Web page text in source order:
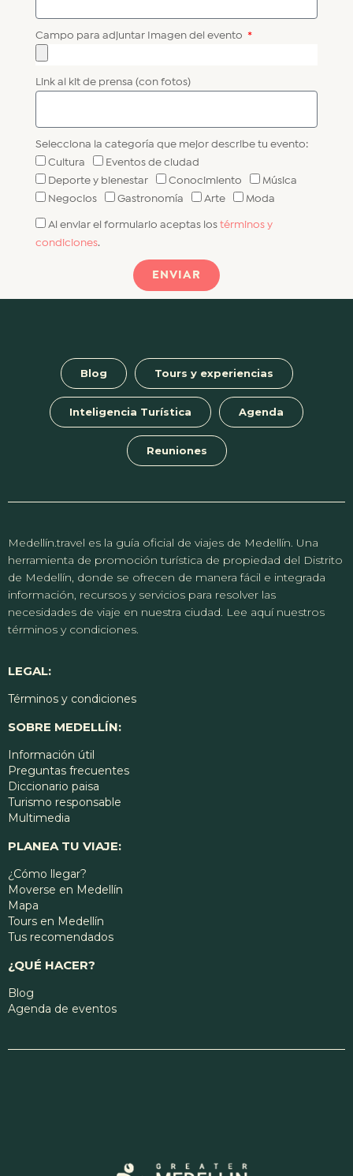
Campo para adjuntar Imagen del evento
Link al kit de prensa (con fotos)
Selecciona la categoría que mejor describe tu evento:
Cultura
Eventos de ciudad
Deporte y bienestar
Conocimiento
Música
Negocios
Gastronomía Arte Moda
Al enviar el formulario aceptas los términos y
condiciones.
ENVIAR
Blog Tours y experiencias
Inteligencia Turística Agenda
Reuniones
Medellín.travel es la guía oficial de viajes de Medellín. Una
herramienta de promoción turística de propiedad del Distrito
de Medellín, donde se ofrecen de manera fácil e integrada
información, recursos y servicios para resolver las
necesidades de viaje en nuestra ciudad. Lee aquí nuestros
términos y condiciones.
LEGAL:
Términos y condiciones
SOBRE MEDELLÍN:
Información útil
Preguntas frecuentes
Diccionario paisa
Turismo responsable
Multimedia
PLANEA TU VIAJE:
¿Cómo llegar?
Moverse en Medellín
Mapa
Tours en Medellín
Tus recomendados
¿QUÉ HACER?
Blog
Agenda de eventos